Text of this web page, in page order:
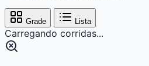
Grade Lista
Carregando corridas...